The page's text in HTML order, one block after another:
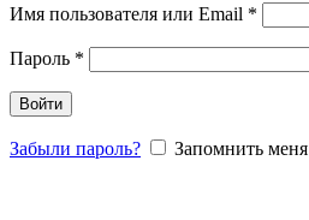
Имя пользователя или Email *
Пароль *
Войти
Забыли пароль? Запомнить меня